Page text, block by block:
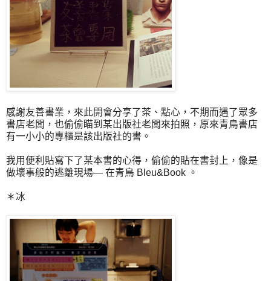
感謝友善書業，來此開會分享了茶、點心，不期而遇了眾多
書店老闆，也偷偷瞄到某出版社老闆來拍照，原來青鳥書店
有一小小的專櫃是該出版社的書。
我用便利貼寫下了某本書的心得，偷偷的貼在書封上，像是
做壞事般的逃離現場— 在青鳥 Bleu&Book 。
＊冰